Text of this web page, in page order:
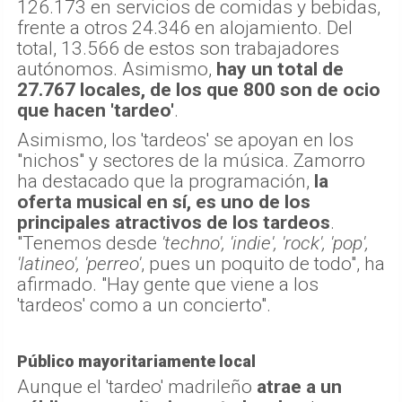
126.173 en servicios de comidas y bebidas,
frente a otros 24.346 en alojamiento. Del
total, 13.566 de estos son trabajadores
autónomos. Asimismo, hay un total de
27.767 locales, de los que 800 son de ocio
que hacen 'tardeo'.
Asimismo, los 'tardeos' se apoyan en los
"nichos" y sectores de la música. Zamorro
ha destacado que la programación, la
oferta musical en sí, es uno de los
principales atractivos de los tardeos.
"Tenemos desde 'techno', 'indie', 'rock', 'pop',
'latineo', 'perreo', pues un poquito de todo", ha
afirmado. "Hay gente que viene a los
'tardeos' como a un concierto".
Público mayoritariamente local
Aunque el 'tardeo' madrileño atrae a un